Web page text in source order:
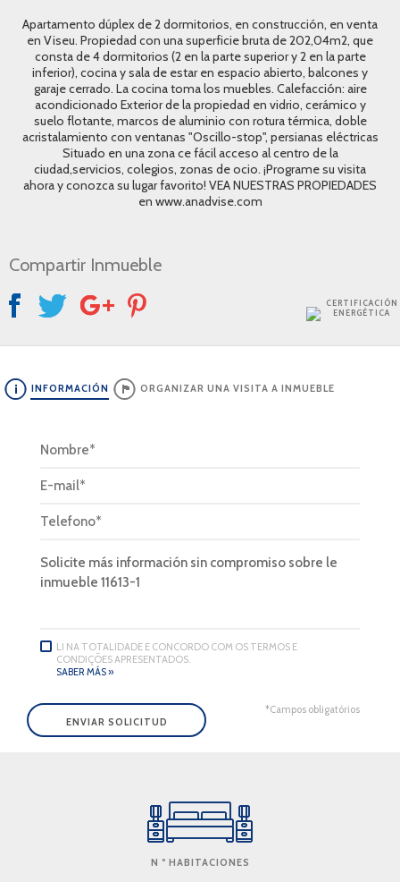
CERTIFICACIÓN
ENERGÉTICA
Apartamento dúplex de 2 dormitorios, en construcción, en venta
en Viseu. Propiedad con una superficie bruta de 202,04m2, que
consta de 4 dormitorios (2 en la parte superior y 2 en la parte
inferior), cocina y sala de estar en espacio abierto, balcones y
garaje cerrado. La cocina toma los muebles. Calefacción: aire
acondicionado Exterior de la propiedad en vidrio, cerámico y
suelo flotante, marcos de aluminio con rotura térmica, doble
acristalamiento con ventanas "Oscillo-stop", persianas eléctricas
Situado en una zona ce fácil acceso al centro de la
ciudad,servicios, colegios, zonas de ocio. ¡Programe su visita
ahora y conozca su lugar favorito! VEA NUESTRAS PROPIEDADES
en www.anadvise.com
Compartir Inmueble
INFORMACIÓN ORGANIZAR UNA VISITA A INMUEBLE
LI NA TOTALIDADE E CONCORDO COM OS TERMOS E
CONDIÇÕES APRESENTADOS.
SABER MÁS »
*Campos obligatórios
N º HABITACIONES